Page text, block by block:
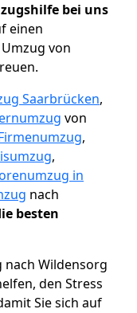
bei uns
einen
von
Saarbrücken,
von
,
,
in
nach
besten
Wildensorg
den Stress
Sie sich auf